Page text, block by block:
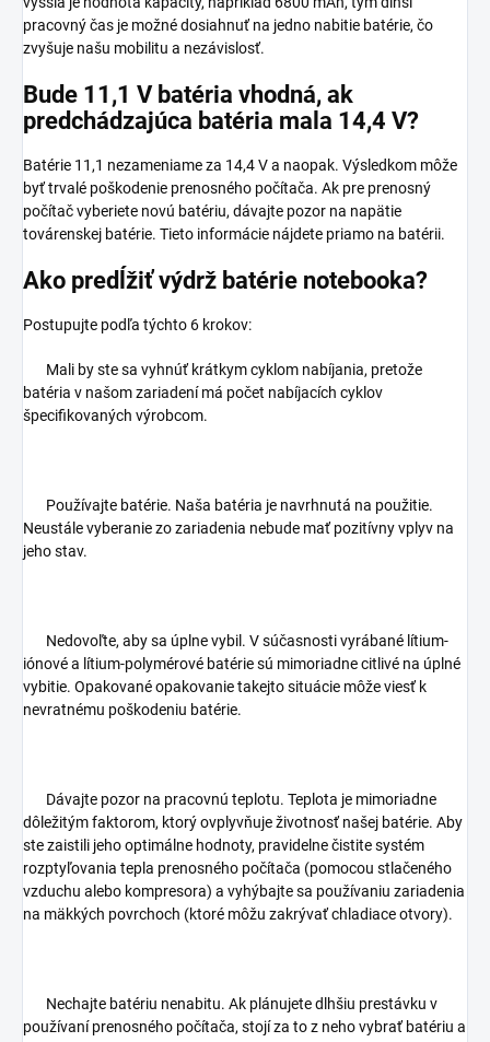
pracovný čas je možné dosiahnuť na jedno nabitie batérie, čo
zvyšuje našu mobilitu a nezávislosť.
Bude 11,1 V batéria vhodná, ak
predchádzajúca batéria mala 14,4 V?
Batérie 11,1 nezameniame za 14,4 V a naopak. Výsledkom môže
byť trvalé poškodenie prenosného počítača. Ak pre prenosný
počítač vyberiete novú batériu, dávajte pozor na napätie
továrenskej batérie. Tieto informácie nájdete priamo na batérii.
Ako predĺžiť výdrž batérie notebooka?
Postupujte podľa týchto 6 krokov:
Mali by ste sa vyhnúť krátkym cyklom nabíjania, pretože
batéria v našom zariadení má počet nabíjacích cyklov
špecifikovaných výrobcom.
Používajte batérie. Naša batéria je navrhnutá na použitie.
Neustále vyberanie zo zariadenia nebude mať pozitívny vplyv na
jeho stav.
Nedovoľte, aby sa úplne vybil. V súčasnosti vyrábané lítium-
iónové a lítium-polymérové batérie sú mimoriadne citlivé na úplné
vybitie. Opakované opakovanie takejto situácie môže viesť k
nevratnému poškodeniu batérie.
Dávajte pozor na pracovnú teplotu. Teplota je mimoriadne
dôležitým faktorom, ktorý ovplyvňuje životnosť našej batérie. Aby
ste zaistili jeho optimálne hodnoty, pravidelne čistite systém
rozptyľovania tepla prenosného počítača (pomocou stlačeného
vzduchu alebo kompresora) a vyhýbajte sa používaniu zariadenia
na mäkkých povrchoch (ktoré môžu zakrývať chladiace otvory).
Nechajte batériu nenabitu. Ak plánujete dlhšiu prestávku v
používaní prenosného počítača, stojí za to z neho vybrať batériu a